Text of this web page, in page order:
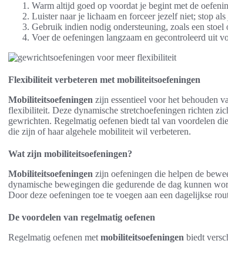
Warm altijd goed op voordat je begint met de
Luister naar je lichaam en forceer jezelf niet; stop
Gebruik indien nodig ondersteuning, zoals een
Voer de oefeningen langzaam en gecontroleerd uit
Flexibiliteit verbeteren met mobiliteitsoefeningen
Mobiliteitsoefeningen zijn essentieel voor het behouden
flexibiliteit. Deze dynamische stretchoefeningen richten
gewrichten. Regelmatig oefenen biedt tal van voordelen
die zijn of haar algehele mobiliteit wil verbeteren.
Wat zijn mobiliteitsoefeningen?
Mobiliteitsoefeningen zijn oefeningen die helpen de
dynamische bewegingen die gedurende de dag kunnen
Door deze oefeningen toe te voegen aan een dagelijkse
De voordelen van regelmatig oefenen
Regelmatig oefenen met mobiliteitsoefeningen biedt